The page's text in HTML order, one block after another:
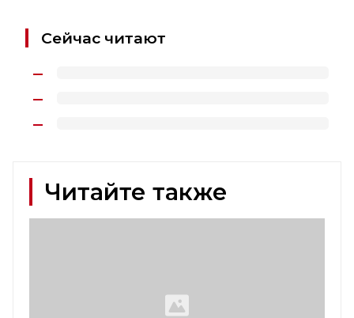
Сейчас читают
Читайте также